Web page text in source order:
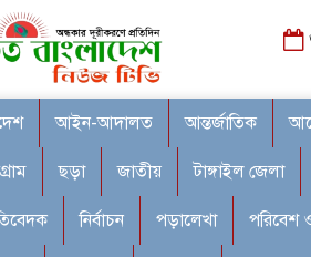
আইন-আদালত আন্তর্জাতিক
ছড়া জাতীয় টাঙ্গাইল জেলা
নির্বাচন পড়ালেখা পরিবেশ